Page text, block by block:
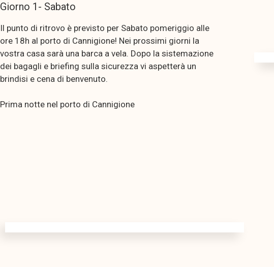
Giorno 1- Sabato
Il punto di ritrovo è previsto per Sabato pomeriggio alle
ore 18h al porto di Cannigione! Nei prossimi giorni la
vostra casa sarà una barca a vela. Dopo la sistemazione
dei bagagli e briefing sulla sicurezza vi aspetterà un
brindisi e cena di benvenuto.
Prima notte nel porto di Cannigione